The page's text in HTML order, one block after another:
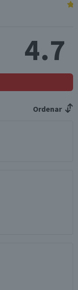
4.7
Ordenar